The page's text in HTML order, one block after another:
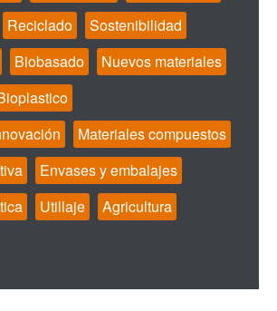
Reciclado
Sostenibilidad
Biobasado
Nuevos materiales
Materiales compuestos
Envases y embalajes
Utillaje
Agricultura